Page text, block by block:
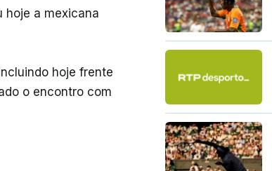
hoje a mexicana
hoje frente
o encontro com